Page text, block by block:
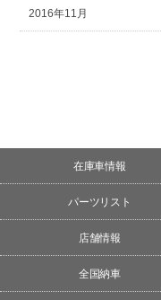
2016年11月
在庫車情報
パーツリスト
店舗情報
全国納車